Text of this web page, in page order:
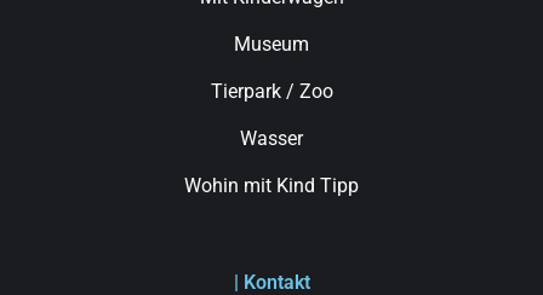
Museum
Tierpark / Zoo
Wasser
Wohin mit Kind Tipp
| Kontakt